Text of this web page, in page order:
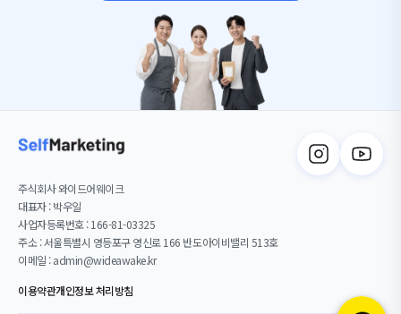
주식회사 와이드어웨이크
대표자 : 박우일
사업자등록번호 : 166-81-03325
주소 : 서울특별시 영등포구 영신로 166 반도아이비밸리 513호
이메일 : admin@wideawake.kr
이용약관개인정보 처리방침